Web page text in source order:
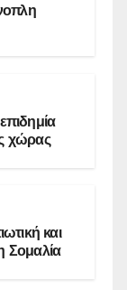
χώρας
και
Σομαλία